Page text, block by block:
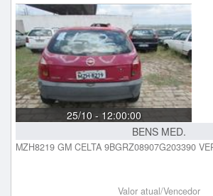
25/10 - 12:00:00
BENS MED.
MZH8219 GM CELTA 9BGRZ08907G203390
Valor atual/Vencedor